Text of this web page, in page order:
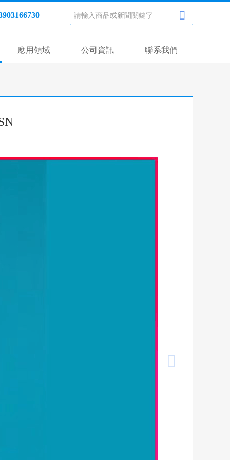

應用領域 公司資訊 聯系我們